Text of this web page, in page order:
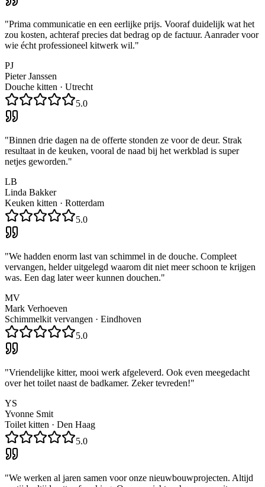
"Prima communicatie en een eerlijke prijs. Vooraf duidelijk wat het
zou kosten, achteraf precies dat bedrag op de factuur. Aanrader voor
wie écht professioneel kitwerk wil."
PJ
Pieter Janssen
Douche kitten · Utrecht
5.0
"Binnen drie dagen na de offerte stonden ze voor de deur. Strak
resultaat in de keuken, vooral de naad bij het werkblad is super
netjes geworden."
LB
Linda Bakker
Keuken kitten · Rotterdam
5.0
"We hadden enorm last van schimmel in de douche. Compleet
vervangen, helder uitgelegd waarom dit niet meer schoon te krijgen
was. Een dag later weer kunnen douchen."
MV
Mark Verhoeven
Schimmelkit vervangen · Eindhoven
5.0
"Vriendelijke kitter, mooi werk afgeleverd. Ook even meegedacht
over het toilet naast de badkamer. Zeker tevreden!"
YS
Yvonne Smit
Toilet kitten · Den Haag
5.0
"We werken al jaren samen voor onze nieuwbouwprojecten. Altijd